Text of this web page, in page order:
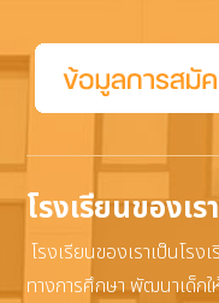
โรงเรียนของเรา
โรงเรียนของเราเป็นโ
ทางการศึกษา พัฒนาเด็ก